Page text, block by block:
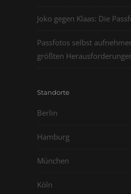
Joko gegen Klaas: Die
Passfotos selbst
größten
Standorte
Berlin
Hamburg
München
Köln